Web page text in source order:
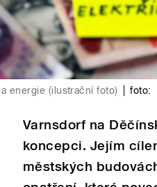
energie (ilustrační foto) foto:
Varnsdorf na
koncepci. Jejím
městských